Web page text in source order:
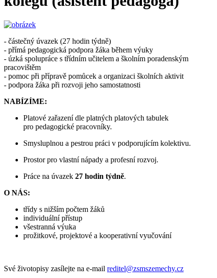
- částečný úvazek (27 hodin týdně)
- přímá pedagogická podpora žáka během výuky
- úzká spolupráce s třídním učitelem a školním poradenským
pracovištěm
- pomoc při přípravě pomůcek a organizaci školních aktivit
- podpora žáka při rozvoji jeho samostatnosti
NABÍZÍME:
Platové zařazení dle platných platových tabulek
pro pedagogické pracovníky.
Smysluplnou a pestrou práci v podporujícím kolektivu.
Prostor pro vlastní nápady a profesní rozvoj.
Práce na úvazek 27 hodin týdně.
O NÁS:
třídy s nižším počtem žáků
individuální přístup
všestranná výuka
prožitkové, projektové a kooperativní vyučování
Své životopisy zasílejte na e-mail reditel@zsmszemechy.cz